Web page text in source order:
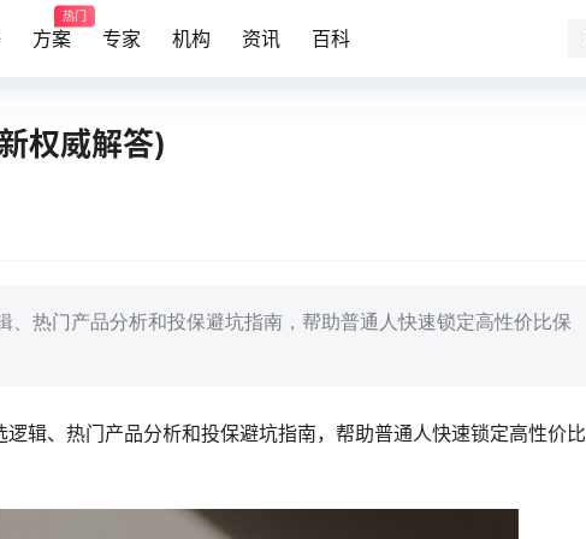
方案
热门
专家 机构 资讯 百科
权威解答)
、热门产品分析和投保避坑指南，帮助普通人快速锁定高性价比保
逻辑、热门产品分析和投保避坑指南，帮助普通人快速锁定高性价比